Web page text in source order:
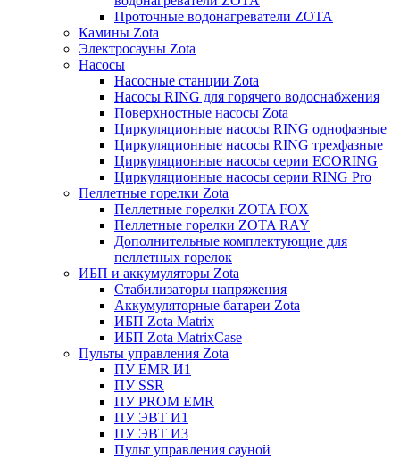
Проточные водонагреватели ZOTA
Камины Zota
Электросауны Zota
Насосы
Насосные станции Zota
Насосы RING для горячего водоснабжения
Поверхностные насосы Zota
Циркуляционные насосы RING однофазные
Циркуляционные насосы RING трехфазные
Циркуляционные насосы серии ECORING
Циркуляционные насосы серии RING Pro
Пеллетные горелки Zota
Пеллетные горелки ZOTA FOX
Пеллетные горелки ZOTA RAY
Дополнительные комплектующие для
пеллетных горелок
ИБП и аккумуляторы Zota
Стабилизаторы напряжения
Аккумуляторные батареи Zota
ИБП Zota Matrix
ИБП Zota MatrixCase
Пульты управления Zota
ПУ EMR И1
ПУ SSR
ПУ PROM EMR
ПУ ЭВТ И1
ПУ ЭВТ И3
Пульт управления сауной